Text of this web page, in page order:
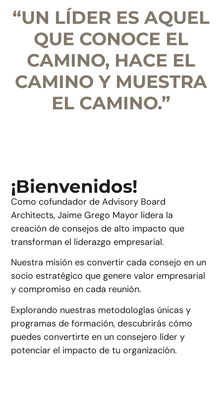
“UN LÍDER ES AQUEL
QUE CONOCE EL
CAMINO, HACE EL
CAMINO Y MUESTRA
EL CAMINO.”
¡Bienvenidos!
Como cofundador de Advisory Board
Architects, Jaime Grego Mayor lidera la
creación de consejos de alto impacto que
transforman el liderazgo empresarial.
Nuestra misión es convertir cada consejo en un
socio estratégico que genere valor empresarial
y compromiso en cada reunión.
Explorando nuestras metodologías únicas y
programas de formación, descubrirás cómo
puedes convertirte en un consejero líder y
potenciar el impacto de tu organización.